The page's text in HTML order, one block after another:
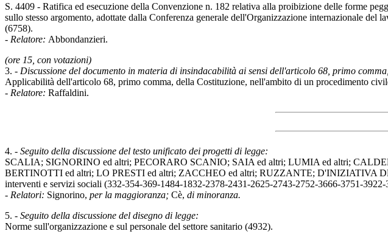
S. 4409 - Ratifica ed esecuzione della Convenzione n. 182 relativa alla proibizione delle forme
sullo stesso argomento, adottate dalla Conferenza generale dell'Organizzazione internazionale del
(6758).
- Relatore: Abbondanzieri.
(ore 15, con votazioni)
3. - Discussione del documento in materia di insindacabilità ai sensi dell'articolo 68, primo
Applicabilità dell'articolo 68, primo comma, della Costituzione, nell'ambito di un procedimento
- Relatore: Raffaldini.
4. - Seguito della discussione del testo unificato dei progetti di legge:
SCALIA; SIGNORINO ed altri; PECORARO SCANIO; SAIA ed altri; LUMIA ed altri;
BERTINOTTI ed altri; LO PRESTI ed altri; ZACCHEO ed altri; RUZZANTE; D'INIZIATIVA
interventi e servizi sociali (332-354-369-1484-1832-2378-2431-2625-2743-2752-3666-3751-
- Relatori: Signorino, per la maggioranza; Cè, di minoranza.
5. - Seguito della discussione del disegno di legge:
Norme sull'organizzazione e sul personale del settore sanitario (4932).